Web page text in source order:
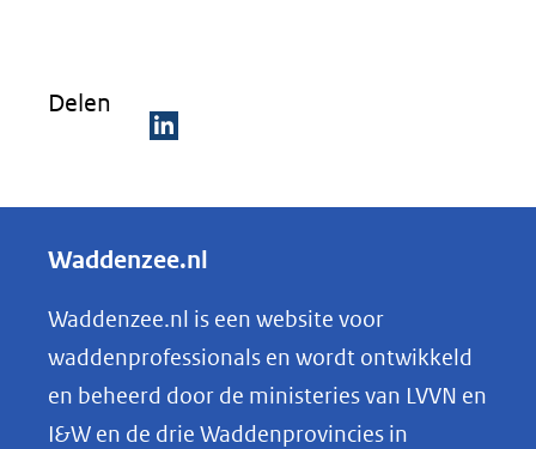
Delen
e
e
n
o
p
Waddenzee.nl
Waddenzee.nl is een website voor
waddenprofessionals en wordt ontwikkeld
en beheerd door de ministeries van LVVN en
I&W en de drie Waddenprovincies in